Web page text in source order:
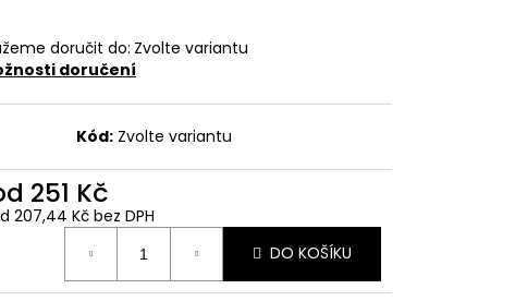
doručit do: Zvolte variantu
doručení
Kód: Zvolte variantu
251 Kč
207,44 Kč bez DPH
DO KOŠÍKU